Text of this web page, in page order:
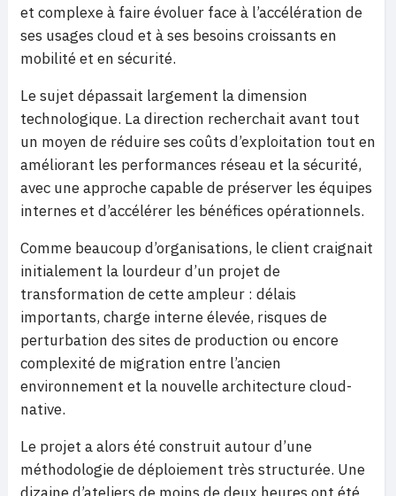
et complexe à faire évoluer face à l’accélération de
ses usages cloud et à ses besoins croissants en
mobilité et en sécurité.
Le sujet dépassait largement la dimension
technologique. La direction recherchait avant tout
un moyen de réduire ses coûts d’exploitation tout en
améliorant les performances réseau et la sécurité,
avec une approche capable de préserver les équipes
internes et d’accélérer les bénéfices opérationnels.
Comme beaucoup d’organisations, le client craignait
initialement la lourdeur d’un projet de
transformation de cette ampleur : délais
importants, charge interne élevée, risques de
perturbation des sites de production ou encore
complexité de migration entre l’ancien
environnement et la nouvelle architecture cloud-
native.
Le projet a alors été construit autour d’une
méthodologie de déploiement très structurée. Une